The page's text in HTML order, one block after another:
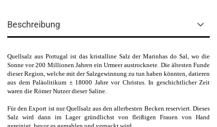
Beschreibung
Quellsalz aus Portugal ist das kristalline Salz der Marinhas do Sal, wo die
Sonne vor 200 Millionen Jahren ein Urmeer austrocknete. Die ältesten Funde
dieser Region, welche mit der Salzgewinnung zu tun haben könnten, datieren
aus dem Paläolitikum ± 18000 Jahre vor Christus. In geschichtlicher Zeit
waren die Römer Nutzer dieser Saline.
Für den Export ist nur Quellsalz aus den allerbesten Becken reserviert. Dieses
Salz wird dann im Lager gründlichst von fleißigen Frauen von Hand